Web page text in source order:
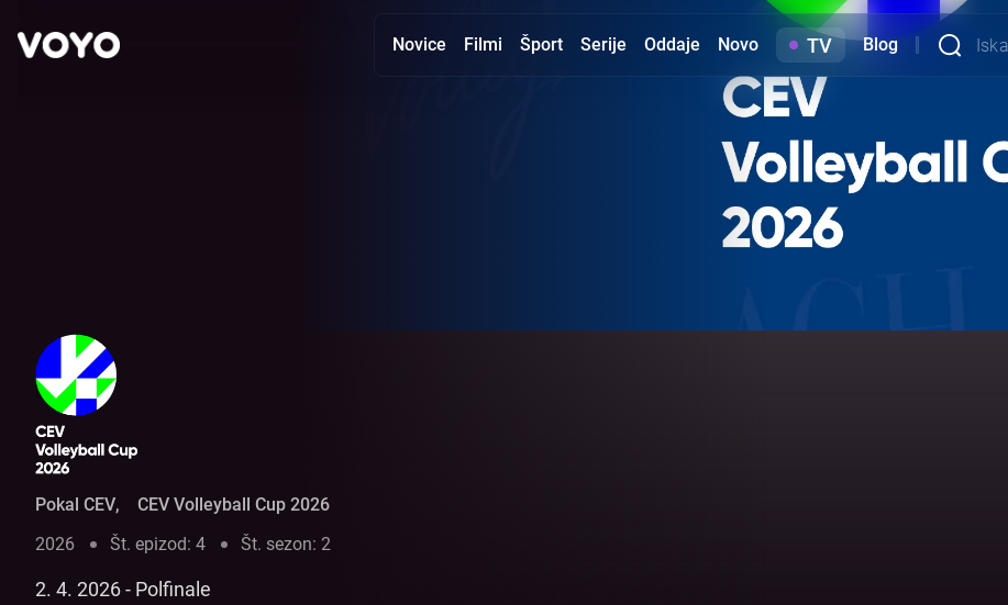
Pokal CEV - Glej tekme online | VOYO
Novice Filmi Šport Serije Oddaje Novo TV Blog
Pokal CEV,
CEV Volleyball Cup 2026
2026
Št. epizod: 4 Št. sezon: 2
2. 4. 2026 - Polfinale